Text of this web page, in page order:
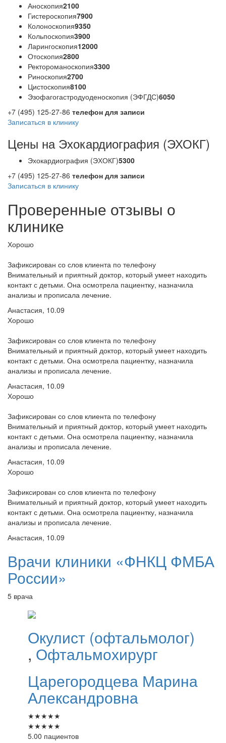
Аноскопия2100
Гистероскопия7900
Колоноскопия9350
Кольпоскопия3900
Ларингоскопия12000
Отоскопия2800
Ректороманоскопия3300
Риноскопия2700
Цистоскопия8100
Эзофагогастродуоденоскопия (ЭФГДС)6050
+7 (495) 125-27-86 телефон для записи
Записаться в клинику
Цены на Эхокардиография (ЭХОКГ)
Эхокардиография (ЭХОКГ)5300
+7 (495) 125-27-86 телефон для записи
Записаться в клинику
Проверенные отзывы о
клинике
Хорошо
Зафиксирован со слов клиента по телефону
Внимательный и приятный доктор, который умеет находить
контакт с детьми. Она осмотрела пациентку, назначила
анализы и прописала лечение.
Анастасия, 10.09
Хорошо
Зафиксирован со слов клиента по телефону
Внимательный и приятный доктор, который умеет находить
контакт с детьми. Она осмотрела пациентку, назначила
анализы и прописала лечение.
Анастасия, 10.09
Хорошо
Зафиксирован со слов клиента по телефону
Внимательный и приятный доктор, который умеет находить
контакт с детьми. Она осмотрела пациентку, назначила
анализы и прописала лечение.
Анастасия, 10.09
Хорошо
Зафиксирован со слов клиента по телефону
Внимательный и приятный доктор, который умеет находить
контакт с детьми. Она осмотрела пациентку, назначила
анализы и прописала лечение.
Анастасия, 10.09
Врачи клиники «ФНКЦ ФМБА
России»
5 врача
Окулист (офтальмолог)
, Офтальмохирург
Царегородцева Марина
Александровна
★★★★★
★★★★★
5.00 пациентов